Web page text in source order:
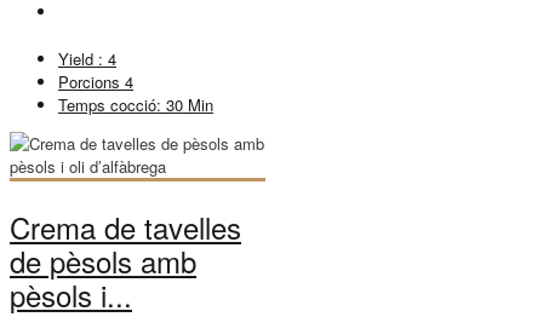
Yield : 4
Porcions 4
Temps cocció: 30 Min
Crema de tavelles
de pèsols amb
pèsols i...